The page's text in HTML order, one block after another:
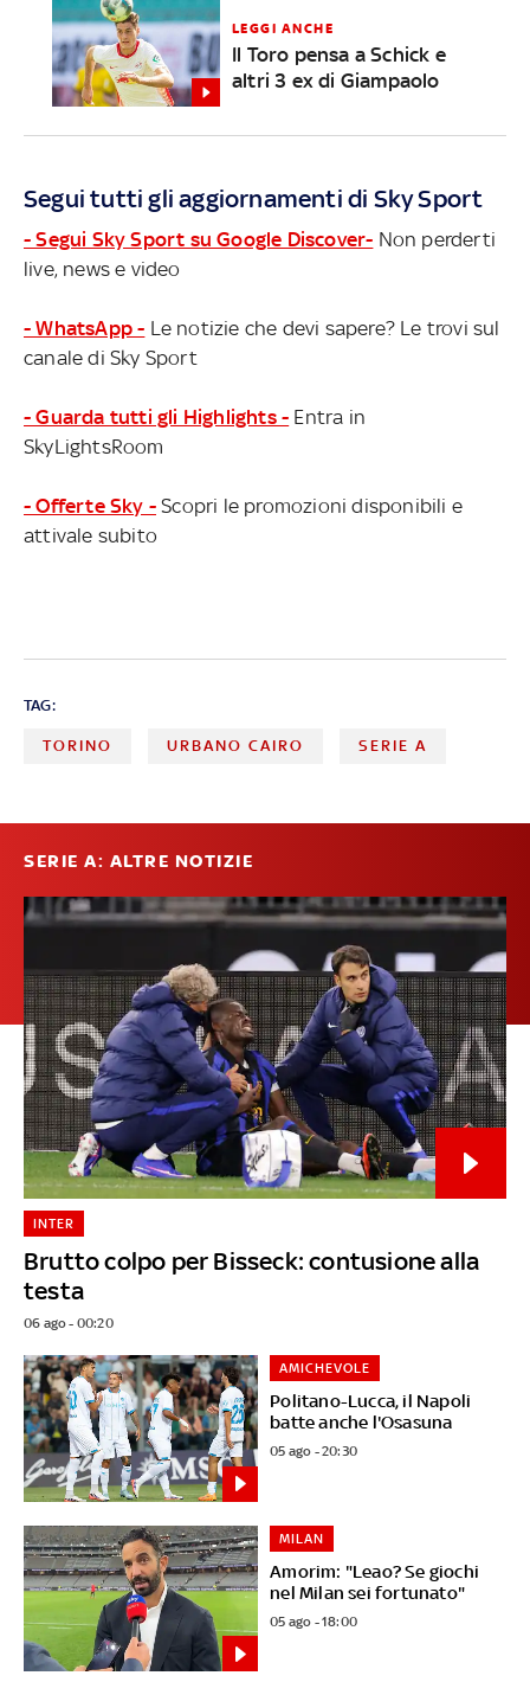
LEGGI ANCHE
Il Toro pensa a Schick e
altri 3 ex di Giampaolo
Segui tutti gli aggiornamenti di Sky Sport
- Segui Sky Sport su Google Discover- Non perderti
live, news e video
- WhatsApp - Le notizie che devi sapere? Le trovi sul
canale di Sky Sport
- Guarda tutti gli Highlights - Entra in
SkyLightsRoom
- Offerte Sky - Scopri le promozioni disponibili e
attivale subito
TAG:
TORINO URBANO CAIRO SERIE A
SERIE A: ALTRE NOTIZIE
Brutto colpo per Bisseck: contusione alla
testa
INTER
06 ago - 00:20
Politano-Lucca, il Napoli
batte anche l'Osasuna
AMICHEVOLE
05 ago - 20:30
Amorim: "Leao? Se giochi
nel Milan sei fortunato"
MILAN
05 ago - 18:00